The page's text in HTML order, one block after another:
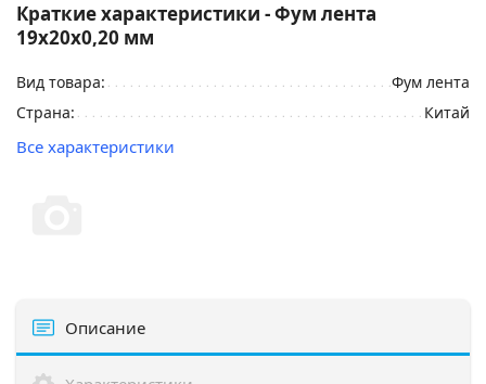
Краткие характеристики - Фум лента
19х20х0,20 мм
Вид товара:
Фум лента
Страна:
Китай
Все характеристики
Описание